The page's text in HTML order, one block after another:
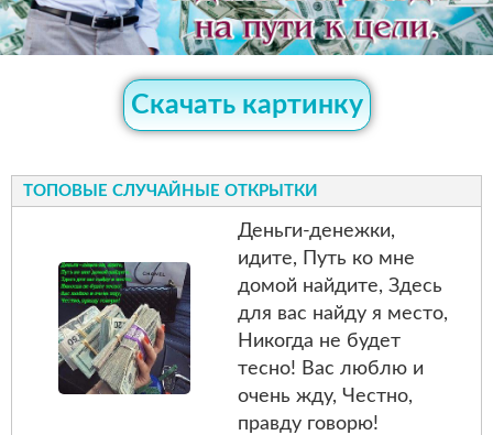
Скачать картинку
ТОПОВЫЕ СЛУЧАЙНЫЕ ОТКРЫТКИ
Деньги-денежки,
идите, Путь ко мне
домой найдите, Здесь
для вас найду я место,
Никогда не будет
тесно! Вас люблю и
очень жду, Честно,
правду говорю!